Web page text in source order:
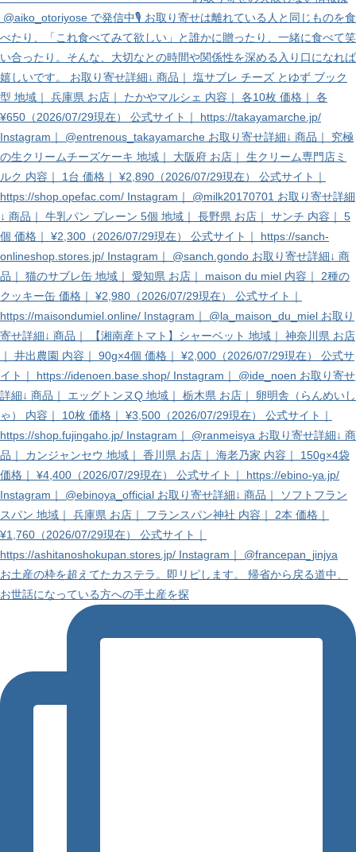
お土産の枠を超えてたカステラ。即リピします。 帰省から戻る道中、
お世話になっている方への手土産を探